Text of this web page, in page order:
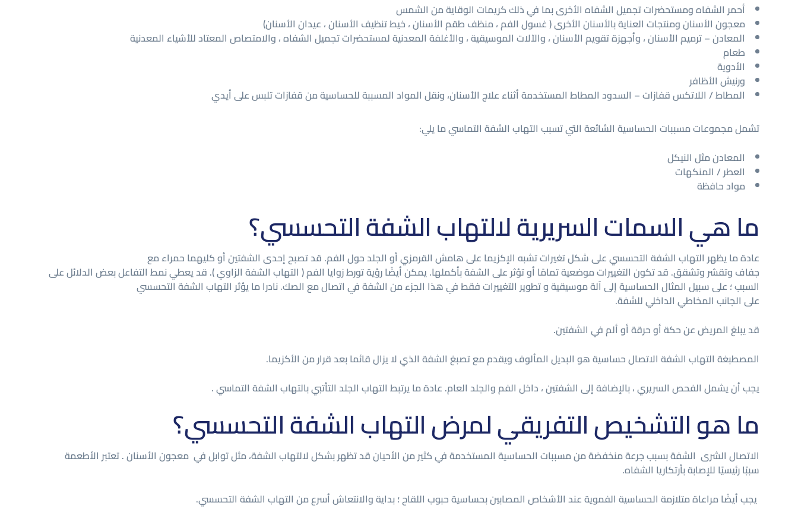
أحمر الشفاه ومستحضرات تجميل الشفاه الأخرى بما في ذلك كريمات الوقاية من الشمس
معجون الأسنان ومنتجات العناية بالأسنان الأخرى ( غسول الفم ، منظف طقم الأسنان ، خيط تنظيف الأسنان ، عيدان الأسنان)
المعادن – ترميم الأسنان ، وأجهزة تقويم الأسنان ، والآلات الموسيقية ، والأغلفة المعدنية لمستحضرات تجميل الشفاه ، والامتصاص المعتاد للأشياء المعدنية
طعام
الأدوية
ورنيش الأظافر
المطاط / اللاتكس قفازات – السدود المطاط المستخدمة أثناء علاج الأسنان، ونقل المواد المسببة للحساسية من قفازات تلبس على أيدي
تشمل مجموعات مسببات الحساسية الشائعة التي تسبب التهاب الشفة التماسي ما يلي:
المعادن مثل النيكل
العطر / المنكهات
مواد حافظة
ما هي السمات السريرية لالتهاب الشفة التحسسي؟
عادة ما يظهر التهاب الشفة التحسسي على شكل تغيرات تشبه الإكزيما على هامش القرمزي أو الجلد حول الفم. قد تصبح إحدى الشفتين أو كليهما حمراء مع
جفاف وتقشر وتشقق. قد تكون التغييرات موضعية تمامًا أو تؤثر على الشفة بأكملها. يمكن أيضًا رؤية تورط زوايا الفم ( التهاب الشفة الزاوي ). قد يعطي نمط التفاعل بعض الدلائل على
السبب ؛ على سبيل المثال الحساسية إلى آلة موسيقية و تطوير التغييرات فقط في هذا الجزء من الشفة في اتصال مع الصك. نادرا ما يؤثر التهاب الشفة التحسسي
على الجانب المخاطي الداخلي للشفة.
قد يبلغ المريض عن حكة أو حرقة أو ألم في الشفتين.
المصطبغة التهاب الشفة الاتصال حساسية هو البديل المألوف ويقدم مع تصبغ الشفة الذي لا يزال قائما بعد قرار من الأكزيما.
يجب أن يشمل الفحص السريري ، بالإضافة إلى الشفتين ، داخل الفم والجلد العام. عادة ما يرتبط التهاب الجلد التأتبي بالتهاب الشفة التماسي .
ما هو التشخيص التفريقي لمرض التهاب الشفة التحسسي؟
الاتصال الشرى الشفة بسبب جرعة منخفضة من مسببات الحساسية المستخدمة في كثير من الأحيان قد تظهر بشكل لالتهاب الشفة، مثل توابل في معجون الأسنان . تعتبر الأطعمة
سببًا رئيسيًا للإصابة بأرتكاريا الشفاه.
يجب أيضًا مراعاة متلازمة الحساسية الفموية عند الأشخاص المصابين بحساسية حبوب اللقاح ؛ بداية والانتعاش أسرع من التهاب الشفة التحسسي.